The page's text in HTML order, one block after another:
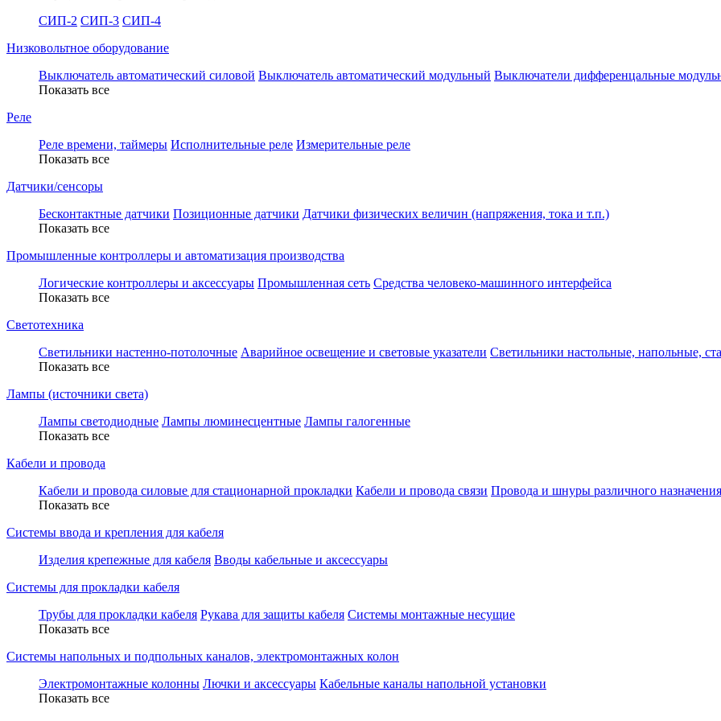
СИП-2 СИП-3 СИП-4
Низковольтное оборудование
Выключатель автоматический силовой Выключатель автоматический модульный Выключатели дифференцальные
Показать все
Реле
Реле времени, таймеры Исполнительные реле Измерительные реле
Показать все
Датчики/сенсоры
Бесконтактные датчики Позиционные датчики Датчики физических величин (напряжения, тока и т.п.)
Показать все
Промышленные контроллеры и автоматизация производства
Логические контроллеры и аксессуары Промышленная сеть Средства человеко-машинного интерфейса
Показать все
Светотехника
Светильники настенно-потолочные Аварийное освещение и световые указатели Светильники настольные, напольные,
Показать все
Лампы (источники света)
Лампы светодиодные Лампы люминесцентные Лампы галогенные
Показать все
Кабели и провода
Кабели и провода силовые для стационарной прокладки Кабели и провода связи Провода и шнуры различного назначения
Показать все
Системы ввода и крепления для кабеля
Изделия крепежные для кабеля Вводы кабельные и аксессуары
Системы для прокладки кабеля
Трубы для прокладки кабеля Рукава для защиты кабеля Системы монтажные несущие
Показать все
Системы напольных и подпольных каналов, электромонтажных колон
Электромонтажные колонны Лючки и аксессуары Кабельные каналы напольной установки
Показать все